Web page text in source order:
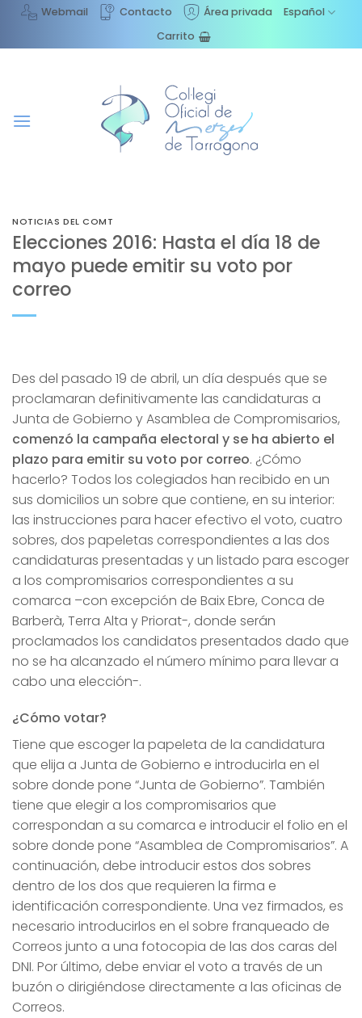
Saltar
contenido
Webmail Contacto Área privada
Español
Carrito
NOTICIAS DEL COMT
Elecciones 2016: Hasta el día 18 de
mayo puede emitir su voto por
correo
Des del pasado 19 de abril, un día después que se
proclamaran definitivamente las candidaturas a
Junta de Gobierno y Asamblea de Compromisarios,
comenzó la campaña electoral y se ha abierto el
plazo para emitir su voto por correo. ¿Cómo
hacerlo? Todos los colegiados han recibido en un
sus domicilios un sobre que contiene, en su interior:
las instrucciones para hacer efectivo el voto, cuatro
sobres, dos papeletas correspondientes a las dos
candidaturas presentadas y un listado para escoger
a los compromisarios correspondientes a su
comarca –con excepción de Baix Ebre, Conca de
Barberà, Terra Alta y Priorat-, donde serán
proclamados los candidatos presentados dado que
no se ha alcanzado el número mínimo para llevar a
cabo una elección-.
¿Cómo votar?
Tiene que escoger la papeleta de la candidatura
que elija a Junta de Gobierno e introducirla en el
sobre donde pone “Junta de Gobierno”. También
tiene que elegir a los compromisarios que
correspondan a su comarca e introducir el folio en el
sobre donde pone “Asamblea de Compromisarios”. A
continuación, debe introducir estos dos sobres
dentro de los dos que requieren la firma e
identificación correspondiente. Una vez firmados, es
necesario introducirlos en el sobre franqueado de
Correos junto a una fotocopia de las dos caras del
DNI. Por último, debe enviar el voto a través de un
buzón o dirigiéndose directamente a las oficinas de
Correos.